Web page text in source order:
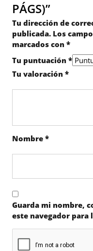
PÁGS)”
Tu dirección de
publicada. Los
marcados con*
Tu puntuación*
Tu valoración*
Nombre*
Guarda mi nombre,
este navegador para